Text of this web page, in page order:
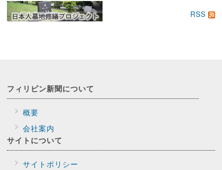
RSS
フィリピン新聞について
概要
会社案内
サイトについて
サイトポリシー